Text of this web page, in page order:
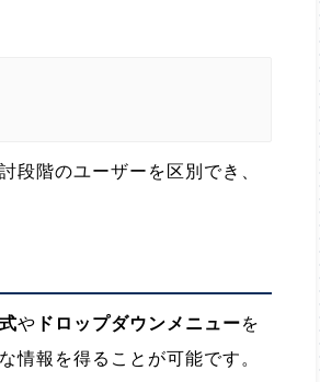
階のユーザーを区別でき、
や ドロップダウンメニューを
報を得ることが可能です。